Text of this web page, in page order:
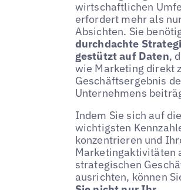
wirtschaftlichen
erfordert mehr als
Absichten. Sie
durchdachte
gestützt auf Daten,
wie Marketing direkt
Geschäftsergebnis
Unternehmens
Indem Sie sich auf die
wichtigsten
konzentrieren und
Marketingaktivitäten
strategischen
ausrichten, können